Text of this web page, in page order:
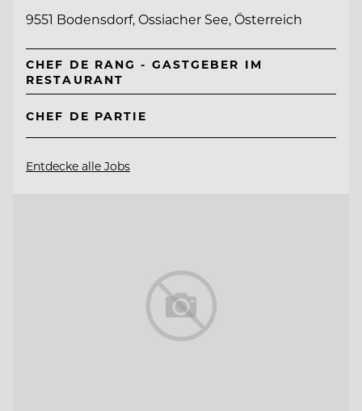
9551 Bodensdorf, Ossiacher See, Österreich
CHEF DE RANG - GASTGEBER IM
RESTAURANT
CHEF DE PARTIE
Entdecke alle Jobs